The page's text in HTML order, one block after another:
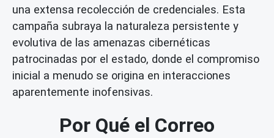
una extensa recolección de credenciales. Esta
campaña subraya la naturaleza persistente y
evolutiva de las amenazas cibernéticas
patrocinadas por el estado, donde el compromiso
inicial a menudo se origina en interacciones
aparentemente inofensivas.
Por Qué el Correo